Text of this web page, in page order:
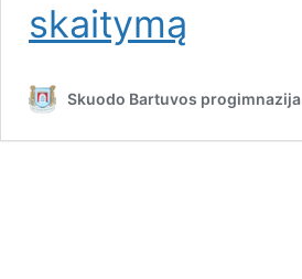
skaitymą
Skuodo Bartuvos progimnazija